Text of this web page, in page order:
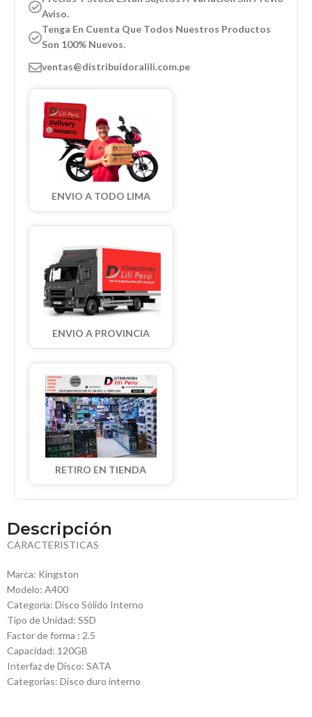
Aviso.
Tenga En Cuenta Que Todos Nuestros Productos
Son 100% Nuevos.
ventas@distribuidoralili.com.pe
ENVIO A TODO LIMA
ENVIO A PROVINCIA
RETIRO EN TIENDA
Descripción
CARACTERISTICAS
Marca: Kingston
Modelo: A400
Categoría: Disco Sólido Interno
Tipo de Unidad: SSD
Factor de forma : 2.5
Capacidad: 120GB
Interfaz de Disco: SATA
Categorías: Disco duro interno